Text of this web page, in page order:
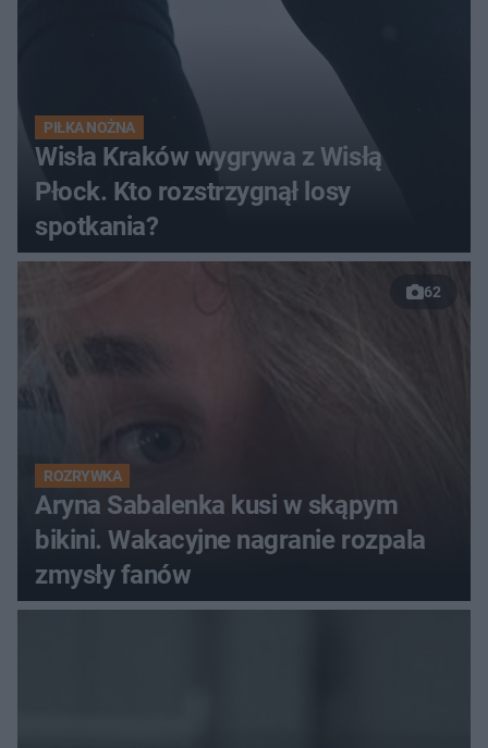
PIŁKA NOŻNA
Wisła Kraków wygrywa z Wisłą
Płock. Kto rozstrzygnął losy
spotkania?
62
ROZRYWKA
Aryna Sabalenka kusi w skąpym
bikini. Wakacyjne nagranie rozpala
zmysły fanów